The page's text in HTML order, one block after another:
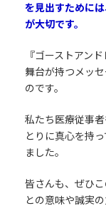
を見出すために
が大切です。
『ゴーストアン
舞台が持つメッ
のです。
私たち医療従事
とりに真心を持
ました。
皆さんも、ぜひ
との意味や誠実